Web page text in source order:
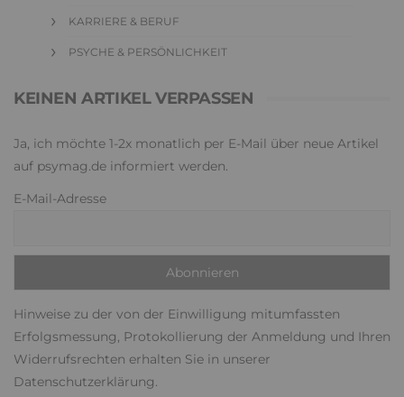
KARRIERE & BERUF
PSYCHE & PERSÖNLICHKEIT
KEINEN ARTIKEL VERPASSEN
Ja, ich möchte 1-2x monatlich per E-Mail über neue Artikel
auf psymag.de informiert werden.
E-Mail-Adresse
Hinweise zu der von der Einwilligung mitumfassten
Erfolgsmessung, Protokollierung der Anmeldung und Ihren
Widerrufsrechten erhalten Sie in unserer
Datenschutzerklärung.